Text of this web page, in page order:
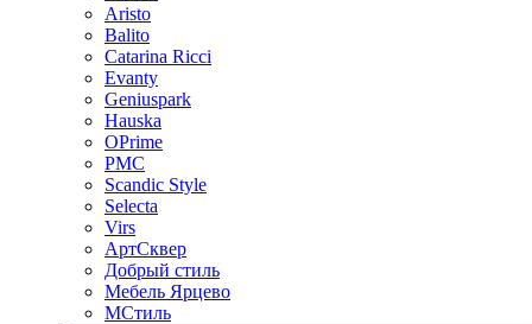
Aristo
Balito
Catarina Ricci
Evanty
Geniuspark
Hauska
OPrime
PMC
Scandic Style
Selecta
Virs
АртСквер
Добрый стиль
Мебель Ярцево
МСтиль